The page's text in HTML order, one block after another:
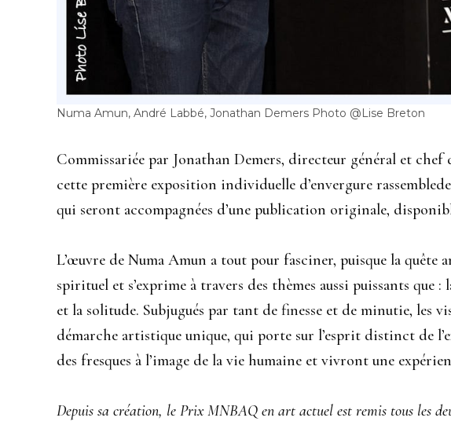
Numa Amun, André Labbé, Jonathan Demers Photo @Lise Breton
Commissariée par Jonathan Demers, directeur général et
cette première exposition individuelle d’envergure
qui seront accompagnées d’une publication originale,
L’œuvre de Numa Amun a tout pour fasciner, puisque la quête
spirituel et s’exprime à travers des thèmes aussi puissants que
et la solitude. Subjugués par tant de finesse et de minutie, les
démarche artistique unique, qui porte sur l’esprit distinct de
des fresques à l’image de la vie humaine et vivront une
Depuis sa création, le Prix MNBAQ en art actuel est remis tous les